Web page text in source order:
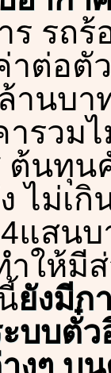
ร รถ
ต่อตั
านบา
ารวม
ต้นทุน
ไม่เ
แสน
ให้มี
ยังมีก
บบตั๋ว
งๆ บ